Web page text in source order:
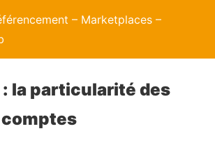
– Marketplaces –
la particularité des